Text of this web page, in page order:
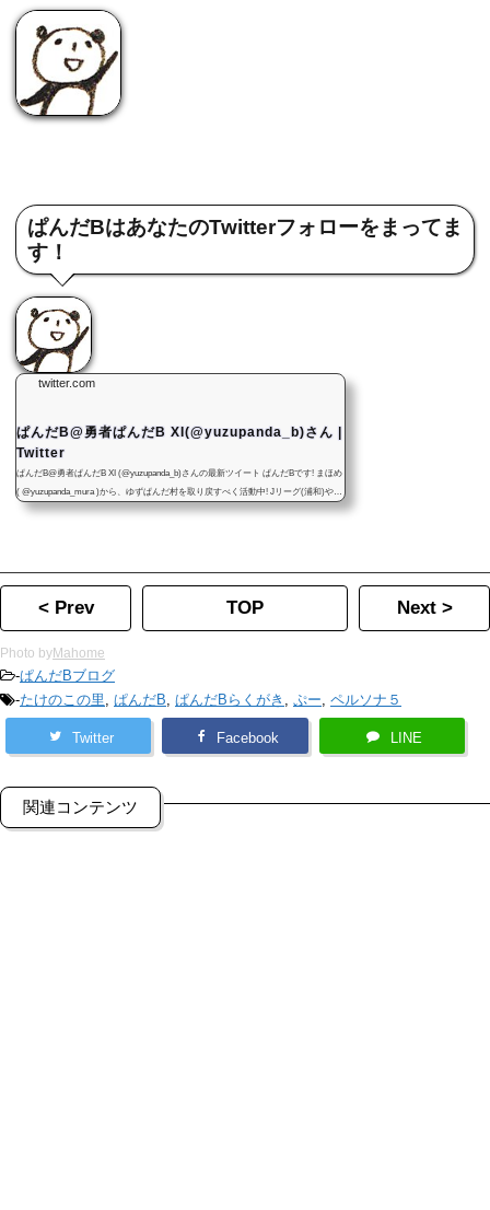
ぱんだBはあなたのTwitterフォローをまってま
す！
twitter.com
ぱんだB@勇者ぱんだB XI(@yuzupanda_b)さん |
Twitter
ぱんだB@勇者ぱんだB XI (@yuzupanda_b)さんの最新ツイート ぱんだBです! まほめ
( @yuzupanda_mura )から、ゆずぱんだ村を取り戻すべく活動中! Jリーグ(浦和)やゲ
ームにボードゲーム。まほめやぱんだBのボドゲ・ハンドメイド・イベント情報、
< Prev TOP Next >
Photo byMahome
-ぱんだBブログ
-たけのこの里, ぱんだB, ぱんだBらくがき , ぷー, ペルソナ５
Twitter Facebook LINE
関連コンテンツ